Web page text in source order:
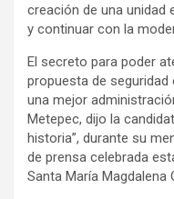
creación de una unidad
y continuar con la
El secreto para poder
propuesta de
una mejor
Metepec, dijo la
historia”, durante su
de prensa celebrada
Santa María Magdalena